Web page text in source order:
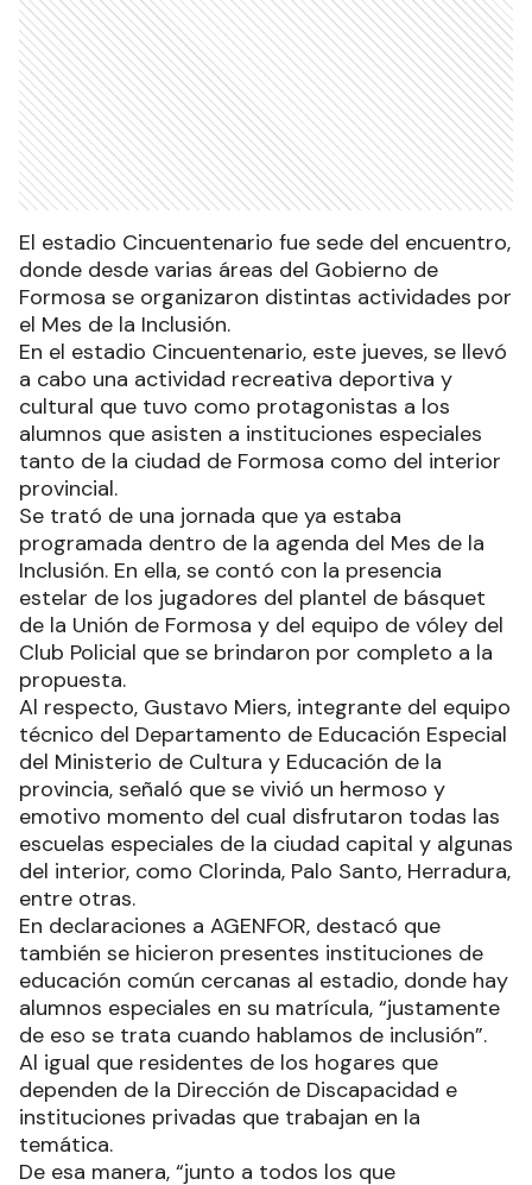
El estadio Cincuentenario fue sede del encuentro,
donde desde varias áreas del Gobierno de
Formosa se organizaron distintas actividades por
el Mes de la Inclusión.
En el estadio Cincuentenario, este jueves, se llevó
a cabo una actividad recreativa deportiva y
cultural que tuvo como protagonistas a los
alumnos que asisten a instituciones especiales
tanto de la ciudad de Formosa como del interior
provincial.
Se trató de una jornada que ya estaba
programada dentro de la agenda del Mes de la
Inclusión. En ella, se contó con la presencia
estelar de los jugadores del plantel de básquet
de la Unión de Formosa y del equipo de vóley del
Club Policial que se brindaron por completo a la
propuesta.
Al respecto, Gustavo Miers, integrante del equipo
técnico del Departamento de Educación Especial
del Ministerio de Cultura y Educación de la
provincia, señaló que se vivió un hermoso y
emotivo momento del cual disfrutaron todas las
escuelas especiales de la ciudad capital y algunas
del interior, como Clorinda, Palo Santo, Herradura,
entre otras.
En declaraciones a AGENFOR, destacó que
también se hicieron presentes instituciones de
educación común cercanas al estadio, donde hay
alumnos especiales en su matrícula, “justamente
de eso se trata cuando hablamos de inclusión”.
Al igual que residentes de los hogares que
dependen de la Dirección de Discapacidad e
instituciones privadas que trabajan en la
temática.
De esa manera, “junto a todos los que